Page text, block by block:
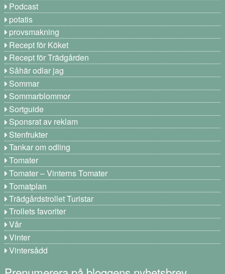
Podcast
potatis
provsmakning
Recept för Köket
Recept för Trädgården
Såhär odlar jag
Sommar
Sommarblommor
Sortguide
Sponsrat av reklam
Stenfrukter
Tankar om odling
Tomater
Tomater – Vinterns Tomater
Tomatplan
Trädgårdstrollet Turistar
Trollets favoriter
Vår
Vinter
Vintersådd